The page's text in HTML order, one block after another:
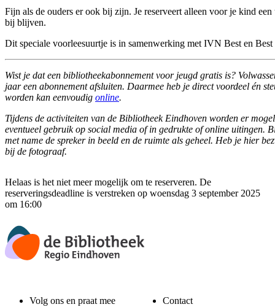
Fijn als de ouders er ook bij zijn. Je reserveert alleen voor je kind
bij blijven.
Dit speciale voorleesuurtje is in samenwerking met IVN Best en Best
Wist je dat een bibliotheekabonnement voor jeugd gratis is?
jaar een abonnement afsluiten. Daarmee heb je direct voordeel én
worden kan eenvoudig online.
Tijdens de activiteiten van de Bibliotheek Eindhoven worden er
eventueel gebruik op social media of in gedrukte of online uitingen.
met name de spreker in beeld en de ruimte als geheel. Heb je hier
bij de fotograaf.
Helaas is het niet meer mogelijk om te reserveren. De
reserveringsdeadline is verstreken op woensdag 3 september 2025
om 16:00
Volg ons en praat mee Contact